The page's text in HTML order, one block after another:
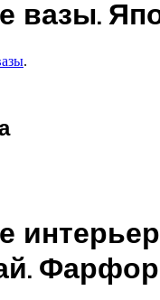
вазы.
.
Фарфор